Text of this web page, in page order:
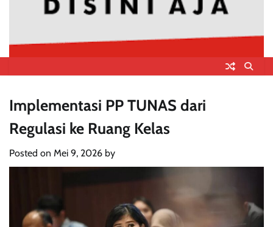
Implementasi PP TUNAS dari
Regulasi ke Ruang Kelas
Posted on Mei 9, 2026 by